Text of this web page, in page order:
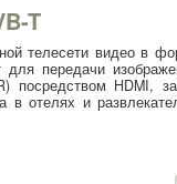
T
телесети видео в
передачи
посредством HDMI,
в отелях и